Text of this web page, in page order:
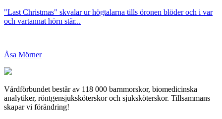
"Last Christmas" skvalar ur högtalarna tills öronen blöder och i var
och vartannat hörn står...
Åsa Mörner
Vårdförbundet består av 118 000 barnmorskor, biomedicinska
analytiker, röntgensjuksköterskor och sjuksköterskor. Tillsammans
skapar vi förändring!